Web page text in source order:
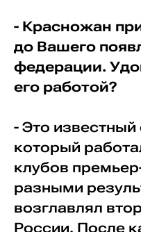
- Красножан
до Вашего
федерации.
его работой?
- Это известный
который
клубов
разными
возглавлял
России. После